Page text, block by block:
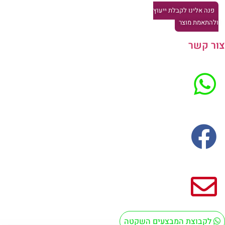
פנה אלינו לקבלת ייעוץ
מוצר
קשר
לקבוצת המבצעים השקטה